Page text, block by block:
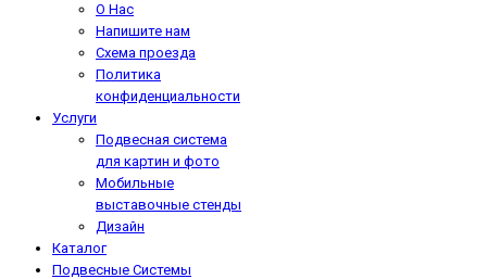
О Нас
Напишите нам
Схема проезда
Политика
конфиденциальности
Услуги
Подвесная система
для картин и фото
Мобильные
выставочные стенды
Дизайн
Каталог
Подвесные Системы